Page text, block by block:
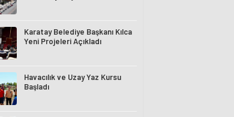
Karatay Belediye Başkanı Kılca
Yeni Projeleri Açıkladı
Havacılık ve Uzay Yaz Kursu
Başladı